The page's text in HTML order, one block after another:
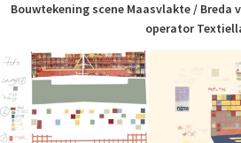
Bouwtekening scene Maasvlakte / Breda
operator